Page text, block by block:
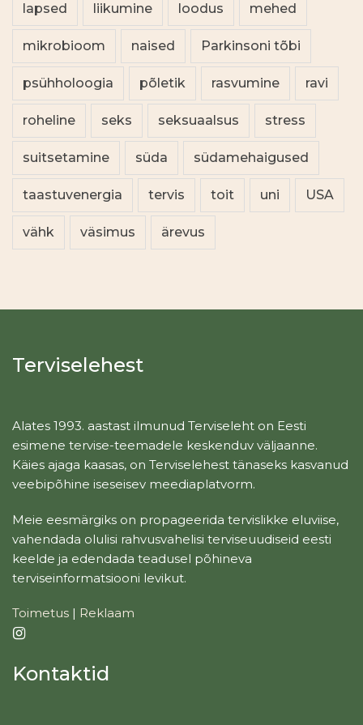
lapsed liikumine loodus mehed
mikrobioom naised Parkinsoni tõbi
psühholoogia põletik rasvumine ravi
roheline seks seksuaalsus stress
suitsetamine süda südamehaigused
taastuvenergia tervis toit uni USA
vähk väsimus ärevus
Terviselehest
Alates 1993. aastast ilmunud Terviseleht on Eesti
esimene tervise-teemadele keskenduv väljaanne.
Käies ajaga kaasas, on Terviselehest tänaseks kasvanud
veebipõhine iseseisev meediaplatvorm.
Meie eesmärgiks on propageerida tervislikke eluviise,
vahendada olulisi rahvusvahelisi terviseuudiseid eesti
keelde ja edendada teadusel põhineva
terviseinformatsiooni levikut.
Toimetus | Reklaam
Kontaktid